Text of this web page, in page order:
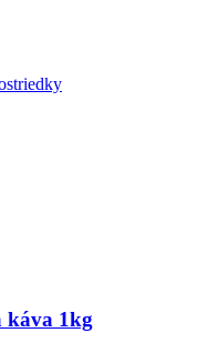
káva 1kg